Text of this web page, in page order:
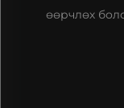
өөрчлөх